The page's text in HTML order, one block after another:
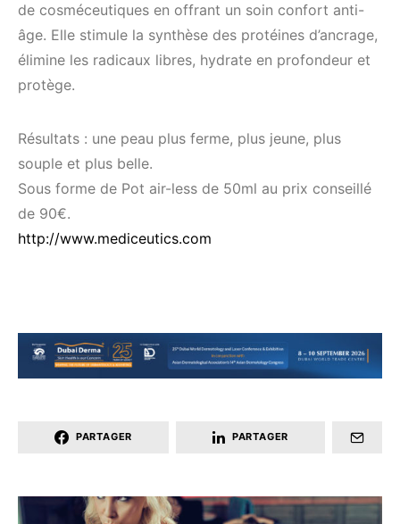
de cosméceutiques en offrant un soin confort anti-
âge. Elle stimule la synthèse des protéines d’ancrage,
élimine les radicaux libres, hydrate en profondeur et
protège.
Résultats : une peau plus ferme, plus jeune, plus
souple et plus belle.
Sous forme de Pot air-less de 50ml au prix conseillé
de 90€.
http://www.mediceutics.com
PARTAGER PARTAGER